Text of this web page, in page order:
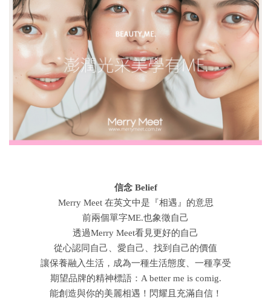
信念 Belief
Merry Meet 在英文中是『相遇』的意思
前兩個單字ME.也象徵自己
透過Merry Meet看見更好的自己
從心認同自己、愛自己、找到自己的價值
讓保養融入生活，成為一種生活態度、一種享受
期望品牌的精神標語：A better me is comig.
能創造與你的美麗相遇！閃耀且充滿自信！